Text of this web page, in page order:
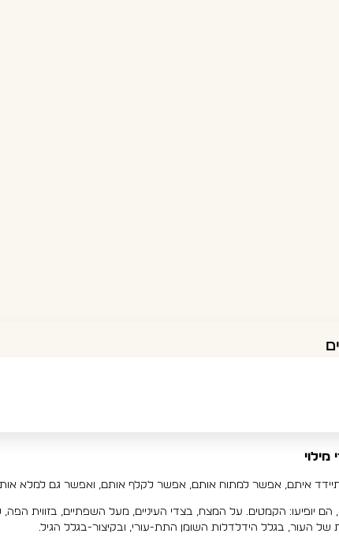
מילוי
איתם, אפשר למתוח אותם, אפשר לקלף אותם, ואפשר גם למלא
הם יופיעו: הקמטים. על המצח, בצדי העיניים, מעל השפתיים, בזווית
של העור, בגלל הידלדלות השומן התת-עורי, ובקיצור-בגלל הגיל.